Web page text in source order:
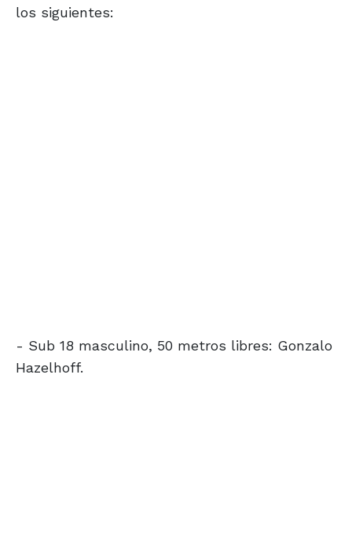
los siguientes:
- Sub 18 masculino, 50 metros libres: Gonzalo
Hazelhoff.